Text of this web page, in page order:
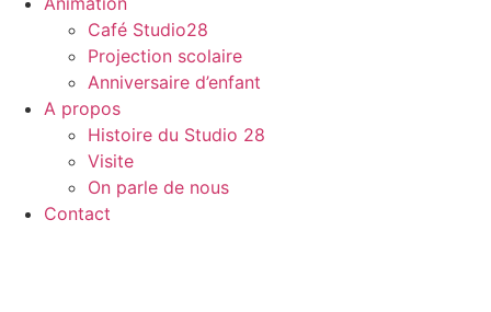
Café Studio28
Projection scolaire
Anniversaire d’enfant
A propos
Histoire du Studio 28
Visite
On parle de nous
Contact